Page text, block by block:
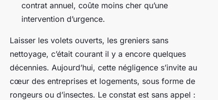
contrat annuel, coûte moins cher qu’une
intervention d’urgence.
Laisser les volets ouverts, les greniers sans
nettoyage, c’était courant il y a encore quelques
décennies. Aujourd’hui, cette négligence s’invite au
cœur des entreprises et logements, sous forme de
rongeurs ou d’insectes. Le constat est sans appel :